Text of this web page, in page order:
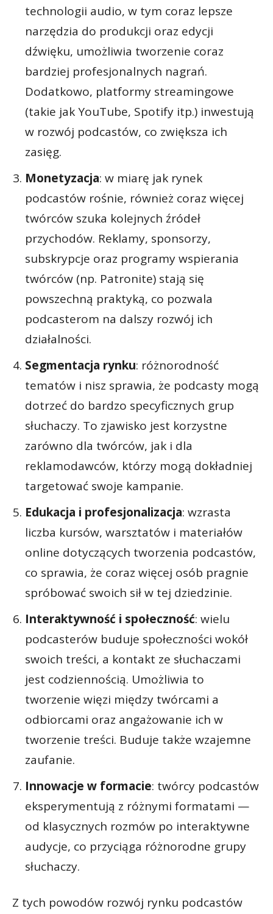
technologii audio, w tym coraz lepsze
narzędzia do produkcji oraz edycji
dźwięku, umożliwia tworzenie coraz
bardziej profesjonalnych nagrań.
Dodatkowo, platformy streamingowe
(takie jak YouTube, Spotify itp.) inwestują
w rozwój podcastów, co zwiększa ich
zasięg.
Monetyzacja: w miarę jak rynek
podcastów rośnie, również coraz więcej
twórców szuka kolejnych źródeł
przychodów. Reklamy, sponsorzy,
subskrypcje oraz programy wspierania
twórców (np. Patronite) stają się
powszechną praktyką, co pozwala
podcasterom na dalszy rozwój ich
działalności.
Segmentacja rynku: różnorodność
tematów i nisz sprawia, że podcasty mogą
dotrzeć do bardzo specyficznych grup
słuchaczy. To zjawisko jest korzystne
zarówno dla twórców, jak i dla
reklamodawców, którzy mogą dokładniej
targetować swoje kampanie.
Edukacja i profesjonalizacja: wzrasta
liczba kursów, warsztatów i materiałów
online dotyczących tworzenia podcastów,
co sprawia, że coraz więcej osób pragnie
spróbować swoich sił w tej dziedzinie.
Interaktywność i społeczność: wielu
podcasterów buduje społeczności wokół
swoich treści, a kontakt ze słuchaczami
jest codziennością. Umożliwia to
tworzenie więzi między twórcami a
odbiorcami oraz angażowanie ich w
tworzenie treści. Buduje także wzajemne
zaufanie.
Innowacje w formacie: twórcy podcastów
eksperymentują z różnymi formatami —
od klasycznych rozmów po interaktywne
audycje, co przyciąga różnorodne grupy
słuchaczy.
Z tych powodów rozwój rynku podcastów